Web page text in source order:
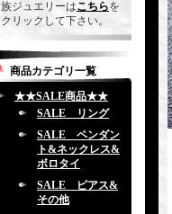
族ジュエリーはこちらを
クリックして下さい。
商品カテゴリ一覧
★★SALE商品★★
SALE リング
SALE ペンダン
ト&ネックレス&
ボロタイ
SALE ピアス&
その他